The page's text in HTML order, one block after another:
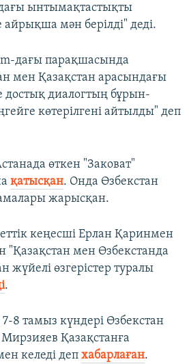
ынтымақтастықты
айрықша мән берілді" деді.
дағы парақшасында
мен Қазақстан арасындағы
достық диалогтың бұрын-
көтерілгені айтылды" деп
өткен "Заковат"
қатысқан. Онда Өзбекстан
жарысқан.
кеңесші Ерлан Қаринмен
"Қазақстан мен Өзбекстанда
жүйелі өзгерістер туралы
.
8 тамыз күндері Өзбекстан
Қазақстанға
келеді деп хабарлаған.